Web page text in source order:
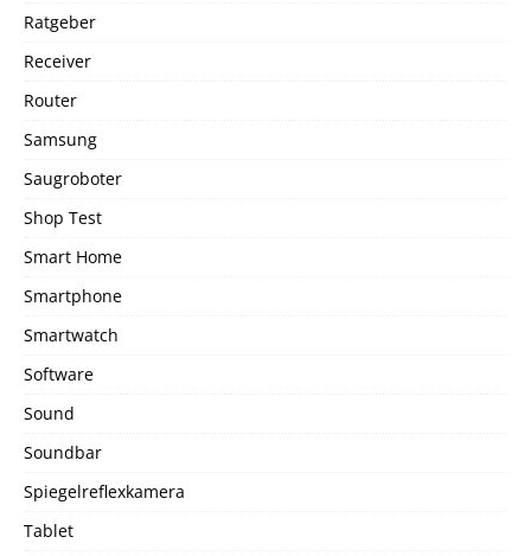
Ratgeber
Receiver
Router
Samsung
Saugroboter
Shop Test
Smart Home
Smartphone
Smartwatch
Software
Sound
Soundbar
Spiegelreflexkamera
Tablet